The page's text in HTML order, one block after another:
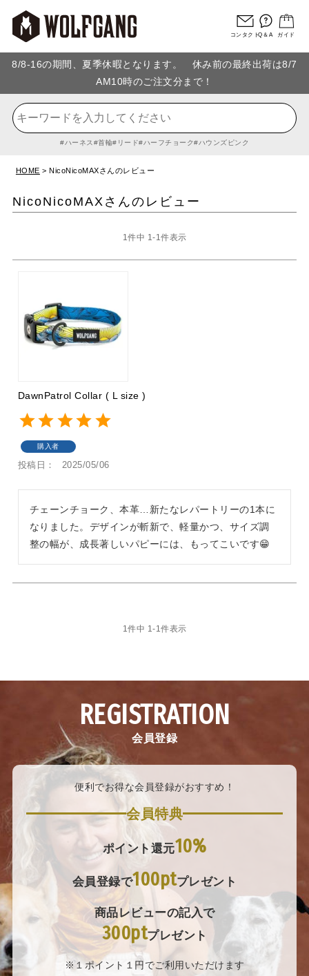
コンタクトQ＆A ガイド
8/8-16の期間、夏季休暇となります。 休み前の最終出荷は8/7
AM10時のご注文分まで！
ハーネス 首輪 リード ハーフチョーク ハウンズピンク
HOME NicoNicoMAXさんのレビュー
NicoNicoMAXさんのレビュー
1 件中 1 -1 件表示
DawnPatrol Collar ( L size )
購入者
投稿日 2025/05/06
チェーンチョーク、本革…新たなレパートリーの1本に
なりました。デザインが斬新で、軽量かつ、サイズ調
整の幅が、成長著しいパピーには、もってこいです😁
1件中 1-1件表示
REGISTRATION
会員登録
便利でお得な会員登録がおすすめ！
会員特典
ポイント還元10%
会員登録で100ptプレゼント
商品レビューの記入で
300ptプレゼント
※１ポイント１円でご利用いただけます